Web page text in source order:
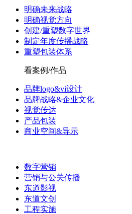
明确未来战略
明确视觉方向
创建/重塑数字世界
制定年度传播战略
重塑包装体系
看案例/作品
品牌logo&vi设计
品牌战略&企业文化
视觉传达
产品包装
商业空间&导示
数字营销
营销与公关传播
东道影视
东道文创
工程实施